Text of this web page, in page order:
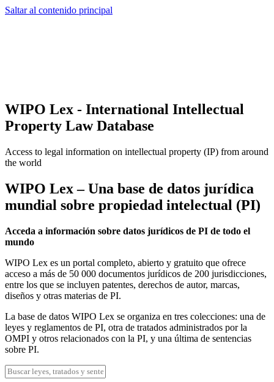
Saltar al contenido principal
WIPO Lex - International Intellectual
Property Law Database
Access to legal information on intellectual property (IP) from around
the world
WIPO Lex – Una base de datos jurídica
mundial sobre propiedad intelectual (PI)
Acceda a información sobre datos jurídicos de PI de todo el
mundo
WIPO Lex es un portal completo, abierto y gratuito que ofrece
acceso a más de 50 000 documentos jurídicos de 200 jurisdicciones,
entre los que se incluyen patentes, derechos de autor, marcas,
diseños y otras materias de PI.
La base de datos WIPO Lex se organiza en tres colecciones: una de
leyes y reglamentos de PI, otra de tratados administrados por la
OMPI y otros relacionados con la PI, y una última de sentencias
sobre PI.